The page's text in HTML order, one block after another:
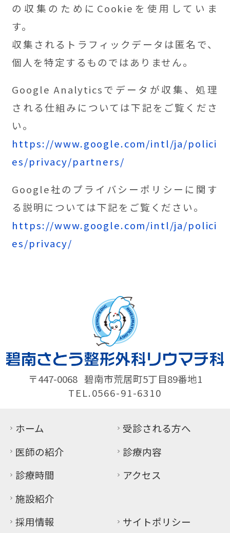
の収集のためにCookieを使用していま
す。
収集されるトラフィックデータは匿名で、
個人を特定するものではありません。
Google Analyticsでデータが収集、処理
される仕組みについては下記をご覧くださ
い。
https://www.google.com/intl/ja/polici
es/privacy/partners/
Google社のプライバシーポリシーに関す
る説明については下記をご覧ください。
https://www.google.com/intl/ja/polici
es/privacy/
〒447-0068 碧南市荒居町5丁目89番地1
TEL.0566-91-6310
ホーム
受診される方へ
医師の紹介
診療内容
診療時間
アクセス
施設紹介
採用情報
サイトポリシー